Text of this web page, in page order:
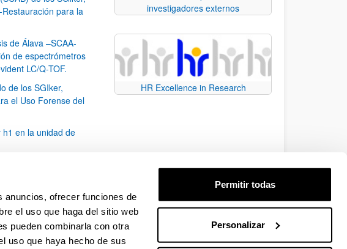
anuncios, ofrecer funciones de
el uso que haga del sitio web
pueden combinarla con otra
uso que haya hecho de sus
Permitir todas
Personalizar
para la
de Álava –SCAA-
de espectrómetros
LC/Q-TOF.
de los SGIker,
el Uso Forense del
en la unidad de
los sistemas de
intermedias Use TAB para desplazarse.
investigadores externos
HR Excellence in Research